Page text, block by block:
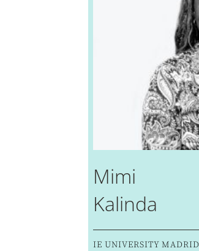
Mimi
Kalinda
IE UNIVERSITY MADRID